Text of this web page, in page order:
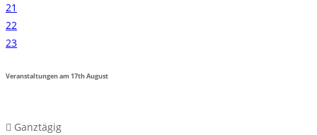
21
22
23
Veranstaltungen am17thAugust
Ganztägig